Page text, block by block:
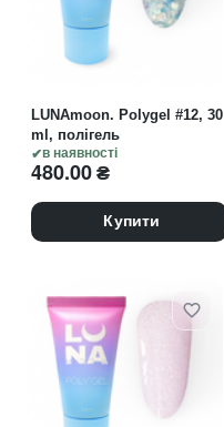
в наявності
LUNAmoon. Polygel #12, 30
ml, полігель
480.00₴
Купити